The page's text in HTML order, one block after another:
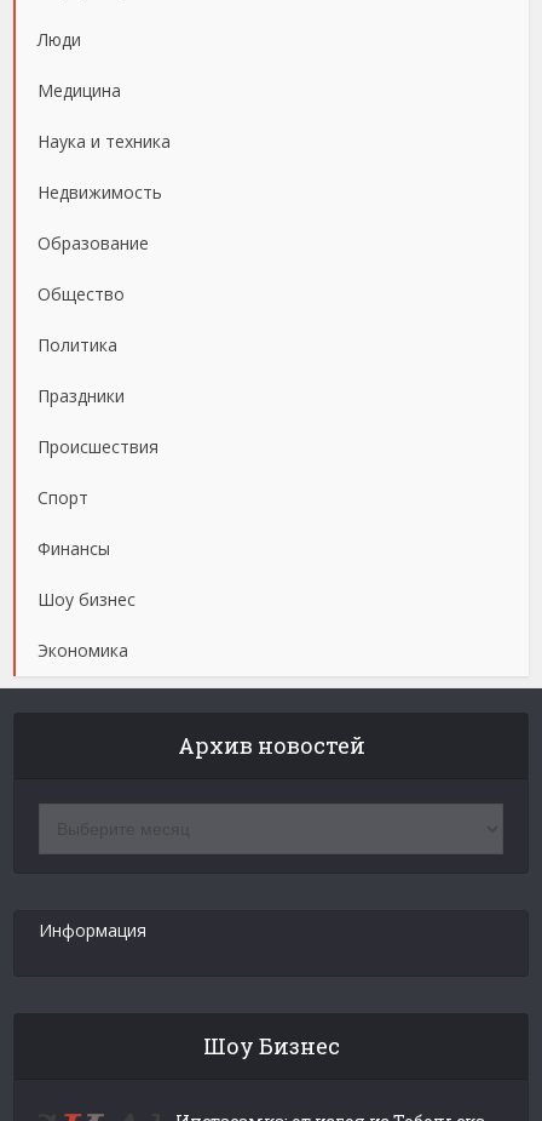
Люди
Медицина
Наука и техника
Недвижимость
Образование
Общество
Политика
Праздники
Происшествия
Спорт
Финансы
Шоу бизнес
Экономика
Архив новостей
новостей
Информация
Шоу Бизнес